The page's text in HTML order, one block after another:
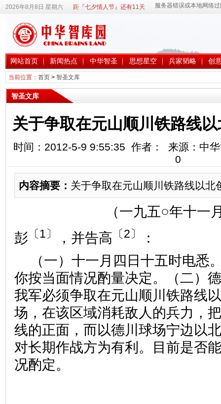
2026年8月8日 星期六 距『七夕情人节』还有11天
网站首页 新闻热点 中华智圣 思想星空 兵家韬略 创
当前位置： 首页> 智圣文库
智圣文库
关于争取在元山顺川铁路线
时间：2012-5-9 9:55:35 作者： 来源：中
0
内容摘要： 关于争取在元山顺川铁路线以北
（一九五○年十一
彭 〔1〕 ，并告高 〔2〕
：
（一）十一月四日十五时电悉
你按当面情况酌量决定。（二）
我军必须争取在元山顺川铁路线
场，在该区域消耗敌人的兵力，
线的正面，而以德川球场宁边以
对长期作战方为有利。目前是否
况酌定。